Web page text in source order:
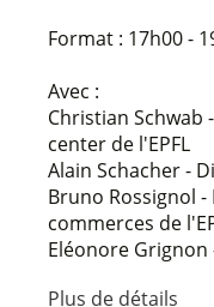
Format : 17h00 -
Avec :
Christian
center de l'EPFL
Alain Schacher -
Bruno Rossignol
commerces de
Eléonore
Plus de détails